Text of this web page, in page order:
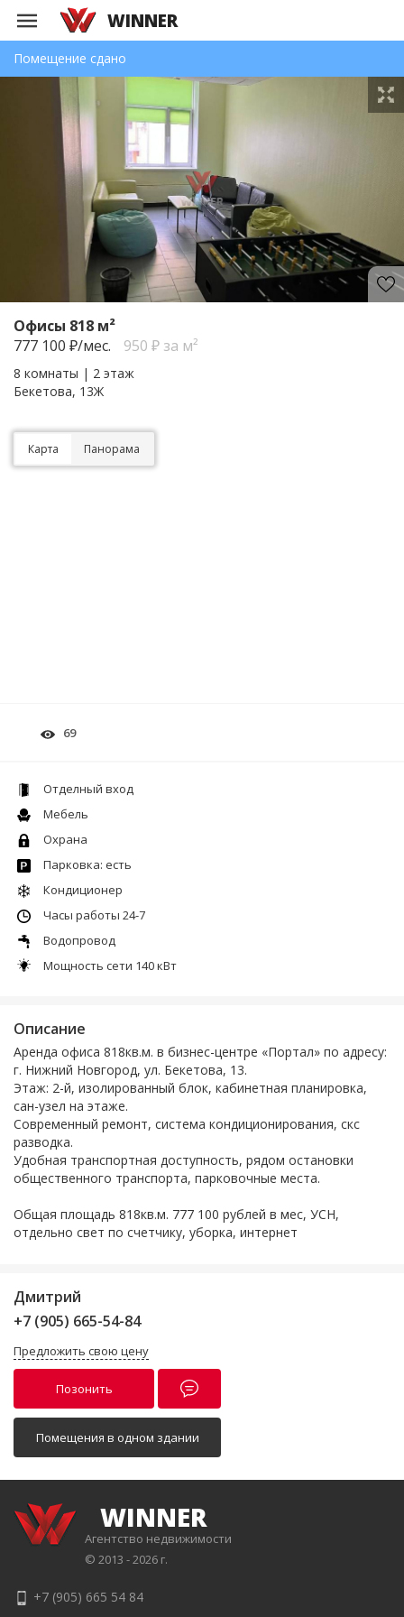
WINNER
Помещение сдано
Офисы 818 м²
777 100 ₽/мес. 950 ₽ за м²
8 комнаты | 2 этаж
Бекетова, 13Ж
Карта Панорама
69
Отделный вход
Мебель
Охрана
Парковка: есть
Кондиционер
Часы работы 24-7
Водопровод
Мощность сети 140 кВт
Описание
Аренда офиса 818кв.м. в бизнec-цeнтpе «Портал» по адpeсу:
г. Нижний Hoвгоpoд, ул. Бекeтова, 13.
Этaж: 2-й, изолированный блок, кабинетная планировка,
сан-узел на этаже.
Современный ремонт, система кондиционирования, скс
разводка.
Удобная транспортная доступность, рядом остановки
общественного транспорта, парковочные места.
Общая площадь 818кв.м. 777 100 рублей в мес, УСН,
отдельно свет по счетчику, уборка, интернет
Дмитрий
+7 (905) 665-54-84
Предложить свою цену
Позонить
Помещения в одном здании
WINNER
Агентство недвижимости
© 2013 - 2026 г.
+7 (905) 665 54 84